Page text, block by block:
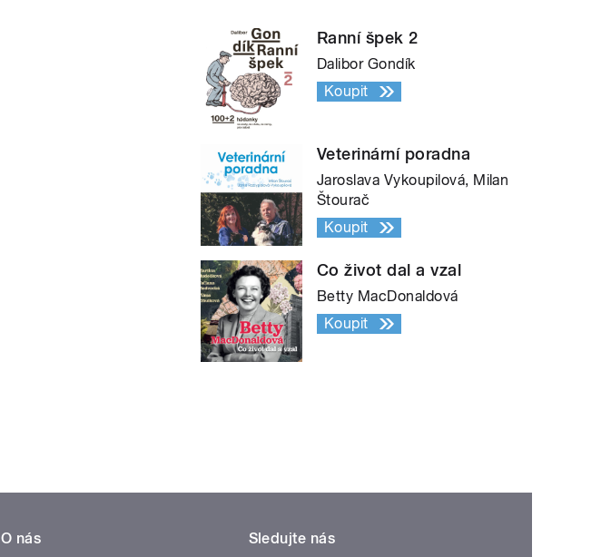
Ranní špek 2
Dalibor Gondík
Koupit
Veterinární poradna
Jaroslava Vykoupilová, Milan
Štourač
Koupit
Co život dal a vzal
Betty MacDonaldová
Koupit
O nás Sledujte nás